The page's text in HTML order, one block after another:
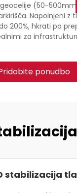
(50-
Napolnjeni z
200%, hkrati pa
za
ponudbo
stabilizacija tla